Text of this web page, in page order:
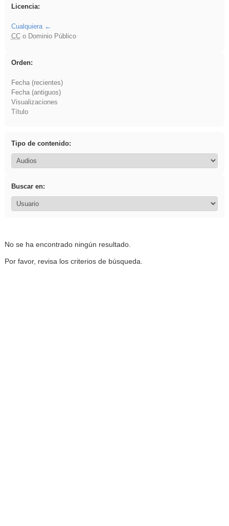
Licencia:
Cualquiera
CCo Dominio Público
Orden:
Fecha (recientes)
Fecha (antiguos)
Visualizaciones
Título
Tipo de contenido:
Buscar en:
No se ha encontrado ningún resultado.
Por favor, revisa los criterios de búsqueda.